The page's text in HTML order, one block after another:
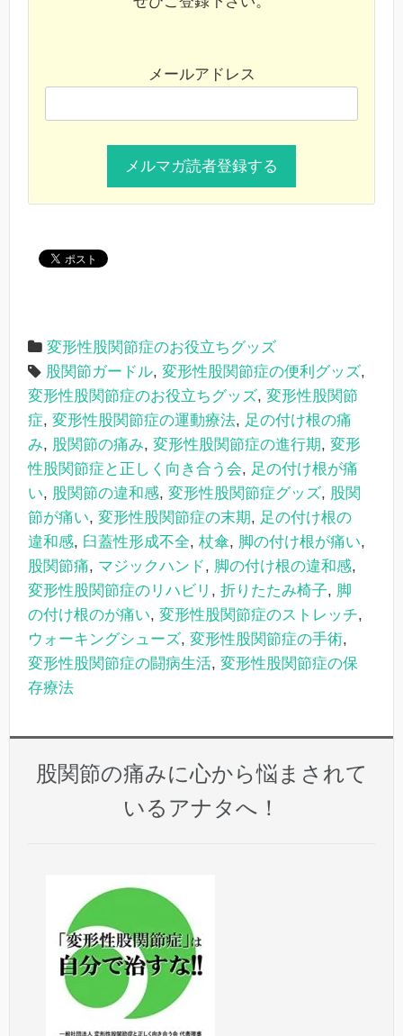
メールアドレス
変形性股関節症のお役立ちグッズ
股関節ガードル, 変形性股関節症の便利グッズ,
変形性股関節症のお役立ちグッズ, 変形性股関節
症, 変形性股関節症の運動療法, 足の付け根の痛
み, 股関節の痛み, 変形性股関節症の進行期, 変形
性股関節症と正しく向き合う会, 足の付け根が痛
い, 股関節の違和感, 変形性股関節症グッズ, 股関
節が痛い, 変形性股関節症の末期, 足の付け根の
違和感, 臼蓋性形成不全, 杖傘, 脚の付け根が痛い,
股関節痛, マジックハンド, 脚の付け根の違和感,
変形性股関節症のリハビリ , 折りたたみ椅子, 脚
の付け根のが痛い, 変形性股関節症のストレッチ,
ウォーキングシューズ, 変形性股関節症の手術,
変形性股関節症の闘病生活, 変形性股関節症の保
存療法
股関節の痛みに心から悩まされて
いるアナタへ！